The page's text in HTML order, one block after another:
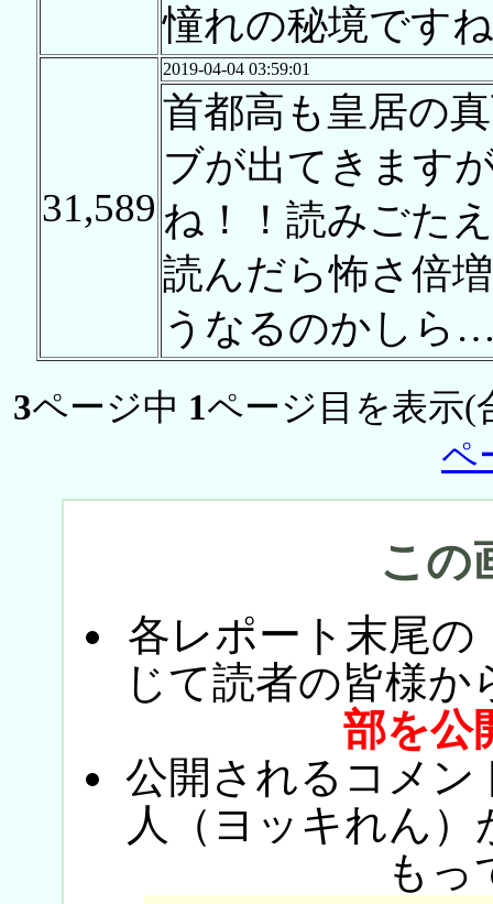
憧れの秘境です
31,589
2019-04-04 03:59:01
首都高も皇居の
ブが出てきます
ね！！読みごた
読んだら怖さ倍
うなるのかしら
3ページ中 1ページ目を表示(
ペ
この
各レポート末尾の
じて読者の皆様か
部を公
公開されるコメン
人（ヨッキれん
もっ